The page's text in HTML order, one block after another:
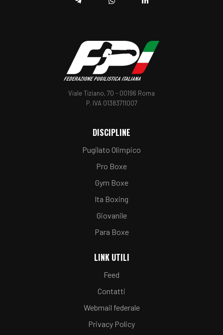
Viale Tiziano, 70 - 00196 Roma
P. IVA 01383711007
DISCIPLINE
Pugilato Olimpico
Pro Boxe
Gym Boxe
Ita Boxing
Giovanile
Para Boxe
LINK UTILI
Feed
Contatti
Webmail federale
Privacy Policy